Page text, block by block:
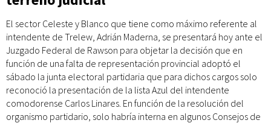
El sector Celeste y Blanco que tiene como máximo referente al
intendente de Trelew, Adrián Maderna, se presentará hoy ante el
Juzgado Federal de Rawson para objetar la decisión que en
función de una falta de representación provincial adoptó el
sábado la junta electoral partidaria que para dichos cargos solo
reconoció la presentación de la lista Azul del intendente
comodorense Carlos Linares. En función de la resolución del
organismo partidario, solo habría interna en algunos Consejos de